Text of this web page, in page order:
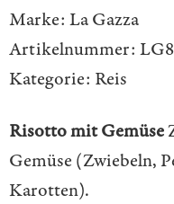
Marke: La Gazza
Artikelnummer:
Kategorie: Reis
Risotto mit Gemüse
Gemüse (Zwiebeln,
Karotten).